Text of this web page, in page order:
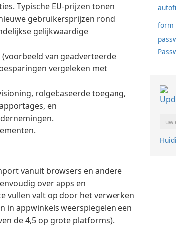
Typische EU-prijzen tonen
gebruikersprijzen rond
gelijkwaardige
van geadverteerde
vergeleken met
rolgebaseerde toegang,
en
vanuit browsers en andere
over apps en
vullen valt op door het verwerken
in appwinkels weerspiegelen een
de 4,5 op grote platforms).
form